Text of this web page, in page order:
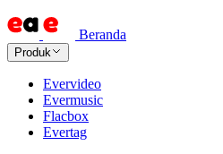
Beranda
Produk
Evervideo
Evermusic
Flacbox
Evertag